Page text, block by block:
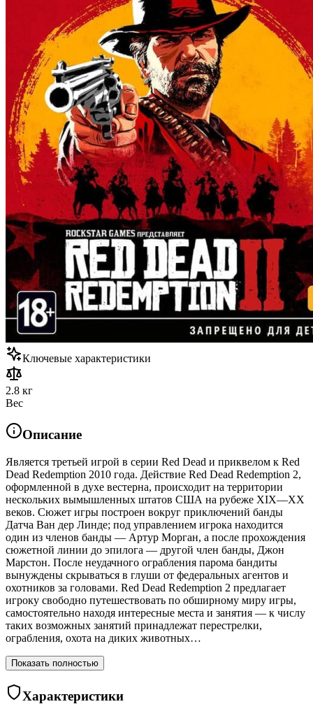
Ключевые характеристики
2.8 кг
Вес
Описание
Является третьей игрой в серии Red Dead и приквелом к Red
Dead Redemption 2010 года. Действие Red Dead Redemption 2,
оформленной в духе вестерна, происходит на территории
нескольких вымышленных штатов США на рубеже XIX—XX
веков. Сюжет игры построен вокруг приключений банды
Датча Ван дер Линде; под управлением игрока находится
один из членов банды — Артур Морган, а после прохождения
сюжетной линии до эпилога — другой член банды, Джон
Марстон. После неудачного ограбления парома бандиты
вынуждены скрываться в глуши от федеральных агентов и
охотников за головами. Red Dead Redemption 2 предлагает
игроку свободно путешествовать по обширному миру игры,
самостоятельно находя интересные места и занятия — к числу
таких возможных занятий принадлежат перестрелки,
ограбления, охота на диких животных…
Показать полностью
Характеристики